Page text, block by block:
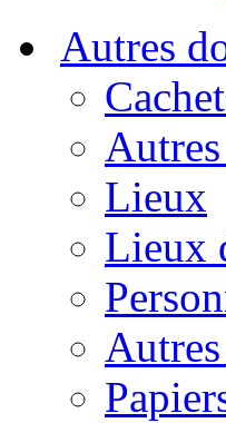
Autres
Lieux
Lieux